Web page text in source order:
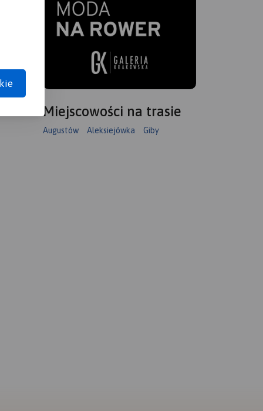
Miejscowości na trasie
Augustów Aleksiejówka Giby